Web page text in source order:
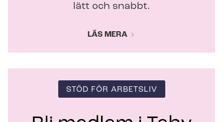
lätt och snabbt.
LÄS MERA
STÖD FÖR ARBETSLIV